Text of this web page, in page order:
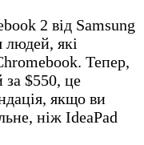
2 від Samsung
людей, які
Тепер,
за $550, це
якщо ви
ніж IdeaPad